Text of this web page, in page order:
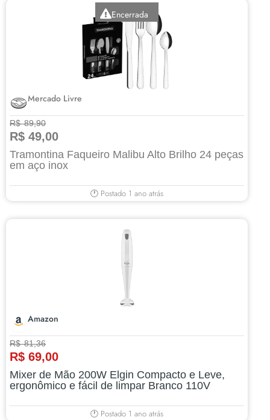
Encerrada
Mercado Livre
R$ 89,90
R$ 49,00
Tramontina Faqueiro Malibu Alto Brilho 24 peças
em aço inox
🕐 Postado 1 ano atrás
Amazon
R$ 81,36
R$ 69,00
Mixer de Mão 200W Elgin Compacto e Leve,
ergonômico e fácil de limpar Branco 110V
🕐 Postado 1 ano atrás